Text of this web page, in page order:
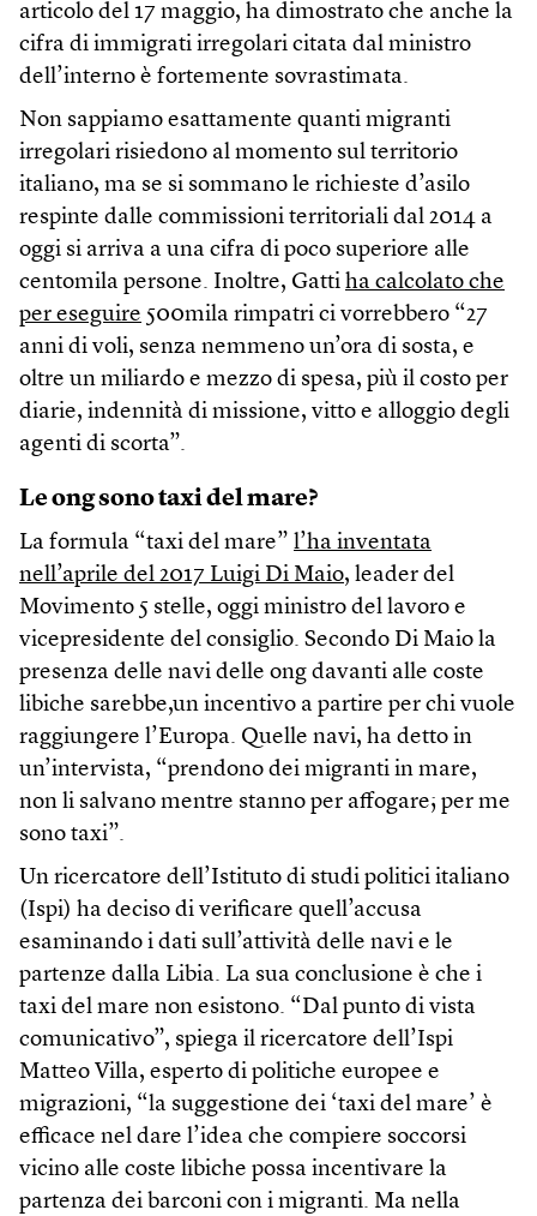
articolo del 17 maggio, ha dimostrato che anche la
cifra di immigrati irregolari citata dal ministro
dell’interno è fortemente sovrastimata.
Non sappiamo esattamente quanti migranti
irregolari risiedono al momento sul territorio
italiano, ma se si sommano le richieste d’asilo
respinte dalle commissioni territoriali dal 2014 a
oggi si arriva a una cifra di poco superiore alle
centomila persone. Inoltre, Gatti ha calcolato che
per eseguire 500mila rimpatri ci vorrebbero “27
anni di voli, senza nemmeno un’ora di sosta, e
oltre un miliardo e mezzo di spesa, più il costo per
diarie, indennità di missione, vitto e alloggio degli
agenti di scorta”.
Le ong sono taxi del mare?
La formula “taxi del mare” l’ha inventata
nell’aprile del 2017 Luigi Di Maio, leader del
Movimento 5 stelle, oggi ministro del lavoro e
vicepresidente del consiglio. Secondo Di Maio la
presenza delle navi delle ong davanti alle coste
libiche sarebbe,un incentivo a partire per chi vuole
raggiungere l’Europa. Quelle navi, ha detto in
un’intervista, “prendono dei migranti in mare,
non li salvano mentre stanno per affogare; per me
sono taxi”.
Un ricercatore dell’Istituto di studi politici italiano
(Ispi) ha deciso di verificare quell’accusa
esaminando i dati sull’attività delle navi e le
partenze dalla Libia. La sua conclusione è che i
taxi del mare non esistono. “Dal punto di vista
comunicativo”, spiega il ricercatore dell’Ispi
Matteo Villa, esperto di politiche europee e
migrazioni, “la suggestione dei ‘taxi del mare’ è
efficace nel dare l’idea che compiere soccorsi
vicino alle coste libiche possa incentivare la
partenza dei barconi con i migranti. Ma nella